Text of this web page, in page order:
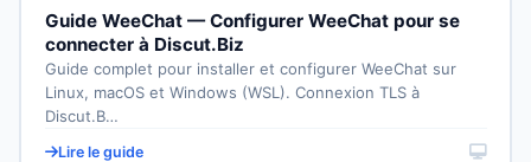
Guide WeeChat — Configurer WeeChat pour se
connecter à Discut.Biz
Guide complet pour installer et configurer WeeChat sur
Linux, macOS et Windows (WSL). Connexion TLS à
Discut.B…
Lire le guide